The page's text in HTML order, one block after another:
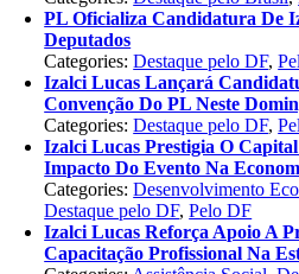
PL Oficializa Candidatura De
Deputados
Categories:Destaque pelo DF,
Izalci Lucas Lançará
Convenção Do PL Neste
Categories:Destaque pelo DF,
Izalci Lucas Prestigia O
Impacto Do Evento Na
Categories:Desenvolvimento
Destaque pelo DF,Pelo DF
Izalci Lucas Reforça Apoio A
Capacitação Profissional Na